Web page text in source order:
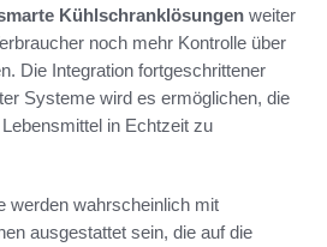
Kühlschranklösungen weiter
noch mehr Kontrolle über
Die Integration fortgeschrittener
Systeme wird es ermöglichen, die
in Echtzeit zu
werden wahrscheinlich mit
ausgestattet sein, die auf die